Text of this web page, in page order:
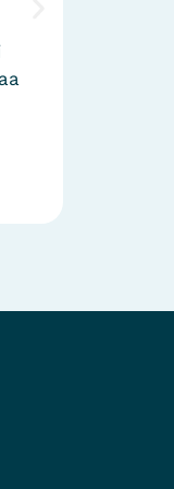
WoodWing Studio